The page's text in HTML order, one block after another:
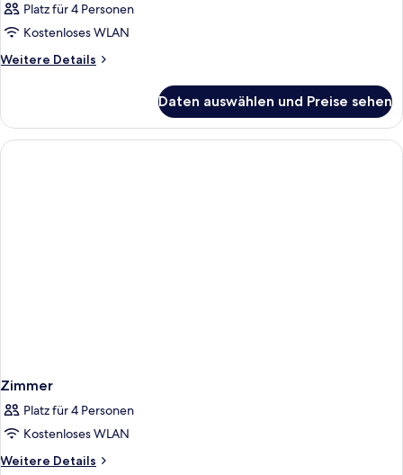
Platz für 4 Personen
Kostenloses WLAN
Weitere Details
Weitere
Daten auswählen und Preise sehen
Zimmer
Platz für 4 Personen
Kostenloses WLAN
Weitere Details
Weitere